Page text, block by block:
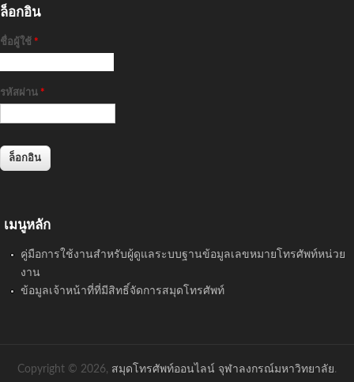
ล็อกอิน
ชื่อผู้ใช้ *
รหัสผ่าน *
เมนูหลัก
คู่มือการใช้งานสำหรับผู้ดูแลระบบฐานข้อมูลเลขหมายโทรศัพท์หน่วย
งาน
ข้อมูลเจ้าหน้าที่ที่มีสิทธิ์จัดการสมุดโทรศัพท์
Copyright © 2026, สมุดโทรศัพท์ออนไลน์ จุฬาลงกรณ์มหาวิทยาลัย.